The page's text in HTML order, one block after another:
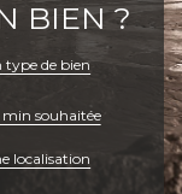
BIEN ?
type de bien
localisation